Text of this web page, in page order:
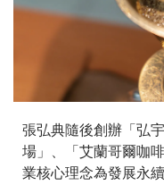
張弘典隨後創辦「弘
場」、「艾蘭哥爾咖
業核心理念為發展永